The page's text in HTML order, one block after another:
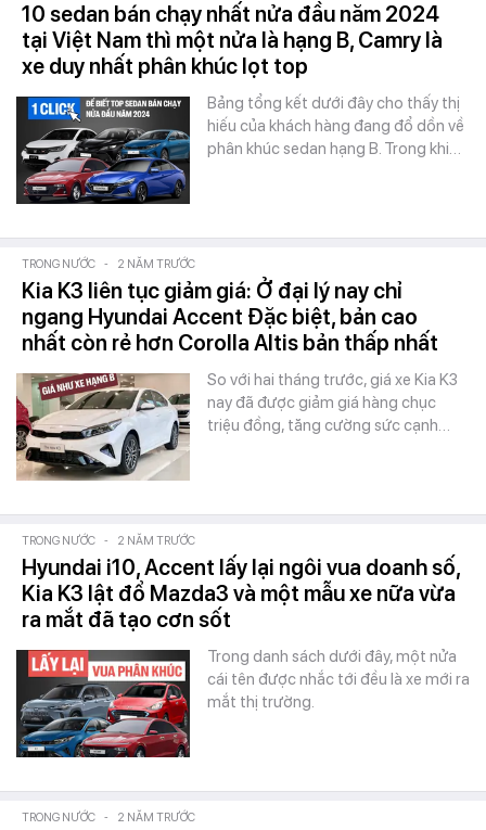
10 sedan bán chạy nhất nửa đầu năm 2024
tại Việt Nam thì một nửa là hạng B, Camry là
xe duy nhất phân khúc lọt top
Bảng tổng kết dưới đây cho thấy thị
hiếu của khách hàng đang đổ dồn về
phân khúc sedan hạng B. Trong khi…
TRONG NƯỚC - 2 NĂM TRƯỚC
Kia K3 liên tục giảm giá: Ở đại lý nay chỉ
ngang Hyundai Accent Đặc biệt, bản cao
nhất còn rẻ hơn Corolla Altis bản thấp nhất
So với hai tháng trước, giá xe Kia K3
nay đã được giảm giá hàng chục
triệu đồng, tăng cường sức cạnh…
TRONG NƯỚC - 2 NĂM TRƯỚC
Hyundai i10, Accent lấy lại ngôi vua doanh số,
Kia K3 lật đổ Mazda3 và một mẫu xe nữa vừa
ra mắt đã tạo cơn sốt
Trong danh sách dưới đây, một nửa
cái tên được nhắc tới đều là xe mới ra
mắt thị trường.
TRONG NƯỚC - 2 NĂM TRƯỚC